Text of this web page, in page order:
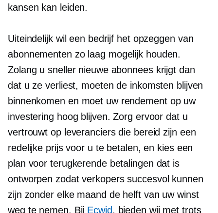
kansen kan leiden.
Uiteindelijk wil een bedrijf het opzeggen van
abonnementen zo laag mogelijk houden.
Zolang u sneller nieuwe abonnees krijgt dan
dat u ze verliest, moeten de inkomsten blijven
binnenkomen en moet uw rendement op uw
investering hoog blijven. Zorg ervoor dat u
vertrouwt op leveranciers die bereid zijn een
redelijke prijs voor u te betalen, en kies een
plan voor terugkerende betalingen dat is
ontworpen zodat verkopers succesvol kunnen
zijn zonder elke maand de helft van uw winst
weg te nemen. Bij Ecwid, bieden wij met trots